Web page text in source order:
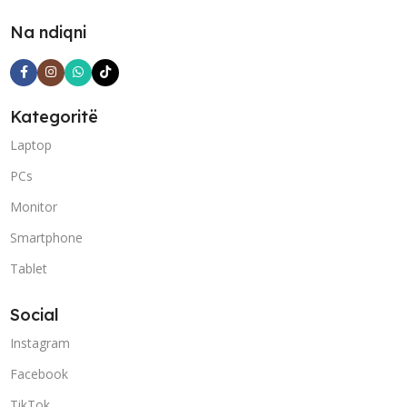
Na ndiqni
Kategoritë
Laptop
PCs
Monitor
Smartphone
Tablet
Social
Instagram
Facebook